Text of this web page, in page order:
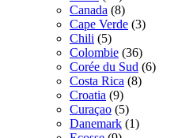
Canada (8)
Cape Verde (3)
Chili (5)
Colombie (36)
Corée du Sud (6)
Costa Rica (8)
Croatia (9)
Curaçao (5)
Danemark (1)